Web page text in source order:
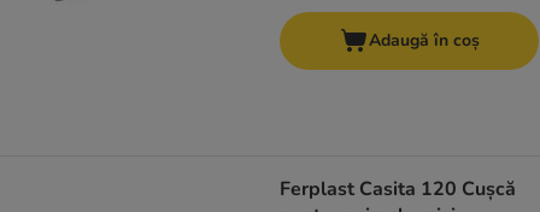
Adaugă în coș
Ferplast Casita 120 Cușcă